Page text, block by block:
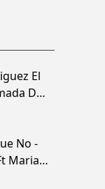
El
Del
No -
Maria